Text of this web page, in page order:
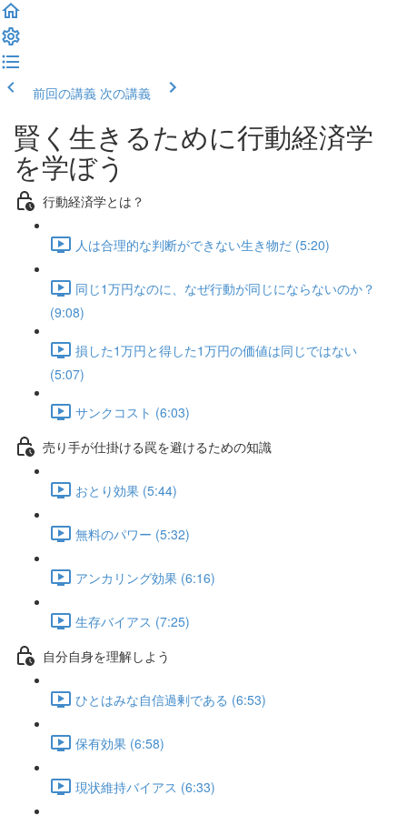
前回の講義 次の講義
賢く生きるために行動経済学
を学ぼう
行動経済学とは？
人は合理的な判断ができない生き物だ (5:20)
同じ1万円なのに、なぜ行動が同じにならないのか？
(9:08)
損した1万円と得した1万円の価値は同じではない
(5:07)
サンクコスト (6:03)
売り手が仕掛ける罠を避けるための知識
おとり効果 (5:44)
無料のパワー (5:32)
アンカリング効果 (6:16)
生存バイアス (7:25)
自分自身を理解しよう
ひとはみな自信過剰である (6:53)
保有効果 (6:58)
現状維持バイアス (6:33)